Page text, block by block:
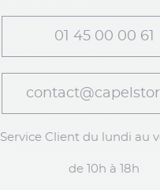
01 45 00 00 61
Service Client du lundi au
de 10h à 18h